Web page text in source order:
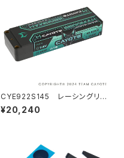
CYE922S145 レーシングリ
ポバッテリー 9200mAh ,145C
,2S1P ,7.6V ,69.92Wh
¥20,240